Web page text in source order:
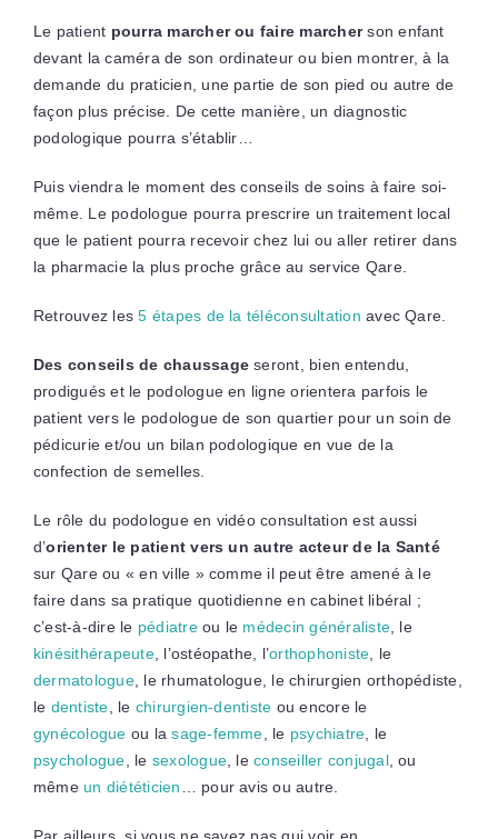
Le patient pourra marcher ou faire marcherson enfant
devant la caméra de son ordinateur ou bien montrer, à la
demande du praticien, une partie de son pied ou autre de
façon plus précise. De cette manière, un diagnostic
podologique pourra s’établir…
Puis viendra le moment des conseils de soins à faire soi-
même. Le podologue pourra prescrire un traitement local
que le patient pourra recevoir chez lui ou aller retirer dans
la pharmacie la plus proche grâce au service Qare.
Retrouvez les5 étapes de la téléconsultation avec Qare.
Des conseils de chaussageseront, bien entendu,
prodigués et le podologue en ligne orientera parfois le
patient vers le podologue de son quartier pour un soin de
pédicurie et/ou un bilan podologique en vue de la
confection de semelles.
Le rôle du podologue en vidéo consultation est aussi
d’orienter le patient vers un autre acteur de la Santé
sur Qare ou « en ville » comme il peut être amené à le
faire dans sa pratique quotidienne en cabinet libéral ;
c’est-à-dire le pédiatreou le médecin généraliste , le
kinésithérapeute, l’ostéopathe, l’orthophoniste , le
dermatologue, le rhumatologue, le chirurgien orthopédiste,
le dentiste , le chirurgien-dentiste ou encore le
gynécologue ou lasage-femme , le psychiatre , le
psychologue , le sexologue , leconseiller conjugal, ou
même un diététicien … pour avis ou autre.
Par ailleurs, si vous ne savez pas qui voir en